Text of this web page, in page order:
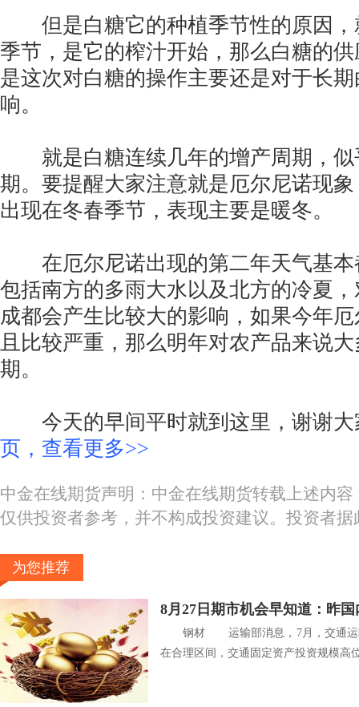
但是白糖它的种植季节性的原因，
季节，是它的榨汁开始，那么白糖的
是这次对白糖的操作主要还是对于长
响。
就是白糖连续几年的增产周期，似
期。要提醒大家注意就是厄尔尼诺现
出现在冬春季节，表现主要是暖冬。
在厄尔尼诺出现的第二年天气基本
包括南方的多雨大水以及北方的冷夏
成都会产生比较大的影响，如果今年
且比较严重，那么明年对农产品来说
期。
今天的早间平时就到这里，谢谢大
页，查看更多>>
中金在线期货声明：中金在线期货转载上述内
仅供投资者参考，并不构成投资建议。投资者
为您推荐
钢材 运输部消息，7月，交通运输
在合理区间，交通固定资产投资规模高